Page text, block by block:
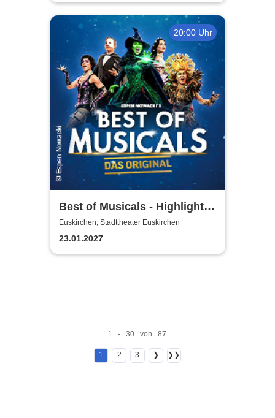
20:00 Uhr
Best of Musicals - Highlights
aus über 20 Musicals
Euskirchen, Stadttheater Euskirchen
23.01.2027
1 - 30 von 87
1 2 3 ❯ ❯❯